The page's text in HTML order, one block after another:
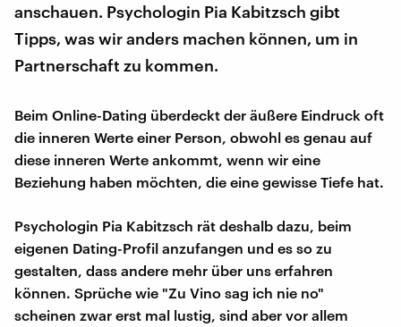
anschauen. Psychologin Pia Kabitzsch gibt
Tipps, was wir anders machen können, um in
Partnerschaft zu kommen.
Beim Online-Dating überdeckt der äußere Eindruck oft
die inneren Werte einer Person, obwohl es genau auf
diese inneren Werte ankommt, wenn wir eine
Beziehung haben möchten, die eine gewisse Tiefe hat.
Psychologin Pia Kabitzsch rät deshalb dazu, beim
eigenen Dating-Profil anzufangen und es so zu
gestalten, dass andere mehr über uns erfahren
können. Sprüche wie "Zu Vino sag ich nie no"
scheinen zwar erst mal lustig, sind aber vor allem